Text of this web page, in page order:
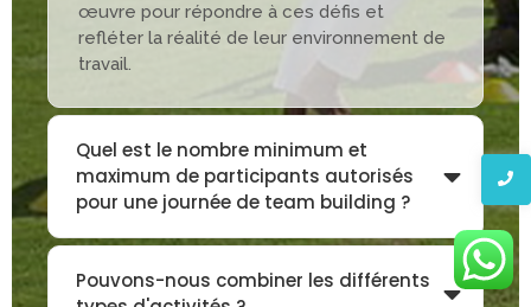
œuvre pour répondre à ces défis et
refléter la réalité de leur environnement de
travail.
Quel est le nombre minimum et
maximum de participants autorisés
pour une journée de team building ?
Pouvons-nous combiner les différents